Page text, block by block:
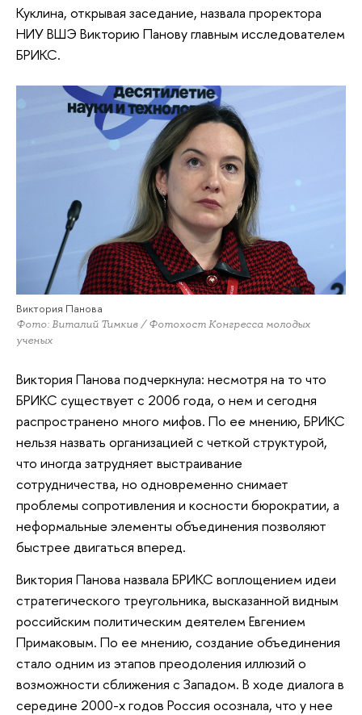
Куклина, открывая заседание, назвала проректора
НИУ ВШЭ Викторию Панову главным исследователем
БРИКС.
Виктория Панова
Фото: Виталий Тимкив / Фотохост Конгресса молодых
ученых
Виктория Панова подчеркнула: несмотря на то что
БРИКС существует с 2006 года, о нем и сегодня
распространено много мифов. По ее мнению, БРИКС
нельзя назвать организацией с четкой структурой,
что иногда затрудняет выстраивание
сотрудничества, но одновременно снимает
проблемы сопротивления и косности бюрократии, а
неформальные элементы объединения позволяют
быстрее двигаться вперед.
Виктория Панова назвала БРИКС воплощением идеи
стратегического треугольника, высказанной видным
российским политическим деятелем Евгением
Примаковым. По ее мнению, создание объединения
стало одним из этапов преодоления иллюзий о
возможности сближения с Западом. В ходе диалога в
середине 2000-х годов Россия осознала, что у нее